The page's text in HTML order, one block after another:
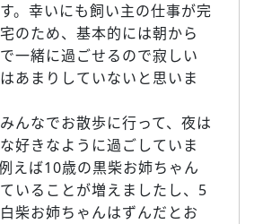
。幸いにも飼い主の仕事が完
のため、基本的には朝から
一緒に過ごせるので寂しい
あまりしていないと思いま
んなでお散歩に行って、夜は
好きなように過ごしていま
えば10歳の黒柴お姉ちゃん
いることが増えましたし、5
柴お姉ちゃんはずんだとお